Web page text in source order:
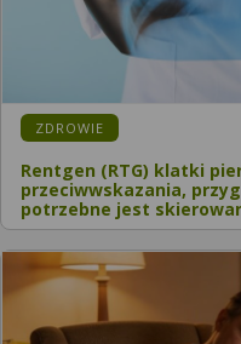
KATEGORIA:
ZDROWIE
Rentgen (RTG) klatki
przeciwwskazania,
potrzebne jest